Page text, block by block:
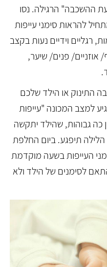
ההשכבה" הרגילה. נסו
להראות סימני עייפות
רגליים וידיים נעות בקצב
פנים/ שיער,
התינוק או הילד שלכם
למצב המכונה "עייפות
כה גבוהות, שהילד יתקשה
תיפגע. ביום החלפת
העייפות בשעה מוקדמת
לסימנים של הילד ולא